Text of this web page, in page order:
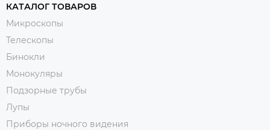
КАТАЛОГ ТОВАРОВ
Микроскопы
Телескопы
Бинокли
Монокуляры
Подзорные трубы
Лупы
Приборы ночного видения